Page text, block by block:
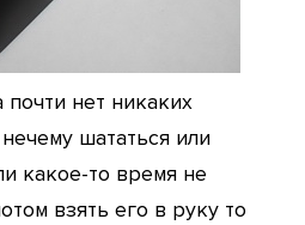
почти нет никаких
шататься или
какое-то время не
взять его в руку то